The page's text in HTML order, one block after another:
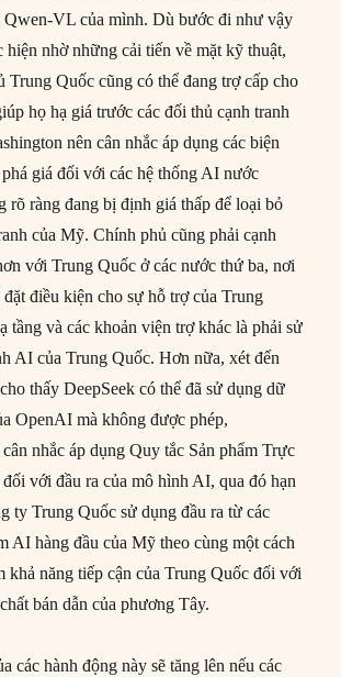
Qwen-VL của mình. Dù bước đi như vậy
hiện nhờ những cải tiến về mặt kỹ thuật,
Trung Quốc cũng có thể đang trợ cấp cho
họ hạ giá trước các đối thủ cạnh tranh
nên cân nhắc áp dụng các biện
giá đối với các hệ thống AI nước
rõ ràng đang bị định giá thấp để loại bỏ
của Mỹ. Chính phủ cũng phải cạnh
với Trung Quốc ở các nước thứ ba, nơi
điều kiện cho sự hỗ trợ của Trung
tầng và các khoản viện trợ khác là phải sử
AI của Trung Quốc. Hơn nữa, xét đến
thấy DeepSeek có thể đã sử dụng dữ
OpenAI mà không được phép,
nhắc áp dụng Quy tắc Sản phẩm Trực
với đầu ra của mô hình AI, qua đó hạn
ty Trung Quốc sử dụng đầu ra từ các
AI hàng đầu của Mỹ theo cùng một cách
khả năng tiếp cận của Trung Quốc đối với
bán dẫn của phương Tây.
các hành động này sẽ tăng lên nếu các